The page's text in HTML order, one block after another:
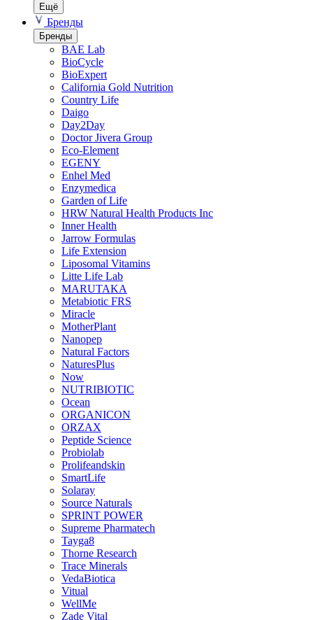
Ещё
Бренды
Бренды
BAE Lab
BioCycle
BioExpert
California Gold Nutrition
Country Life
Daigo
Day2Day
Doctor Jivera Group
Eco-Element
EGENY
Enhel Med
Enzymedica
Garden of Life
HRW Natural Health Products Inc
Inner Health
Jarrow Formulas
Life Extension
Liposomal Vitamins
Litte Life Lab
MARUTAKA
Metabiotic FRS
Miracle
MotherPlant
Nanopep
Natural Factors
NaturesPlus
Now
NUTRIBIOTIC
Ocean
ORGANICON
ORZAX
Peptide Science
Probiolab
Prolifeandskin
SmartLife
Solaray
Source Naturals
SPRINT POWER
Supreme Pharmatech
Tayga8
Thorne Research
Trace Minerals
VedaBiotica
Vitual
WellMe
Zade Vital